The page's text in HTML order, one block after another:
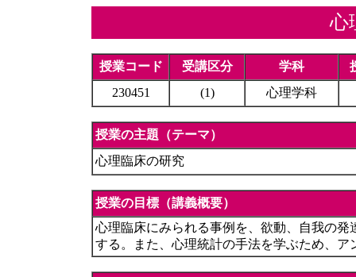
心
授業コード 受講区分 学科
230451
(1) 心理学科
授業の主題（テーマ）
心理臨床の研究
授業の目標（講義概要）
心理臨床にみられる事例を、欲動、自我の
する。また、心理統計の手法を学ぶため、